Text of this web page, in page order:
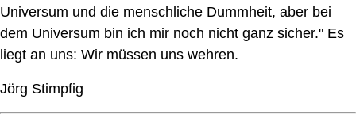
Universum und die menschliche Dummheit, aber bei
dem Universum bin ich mir noch nicht ganz sicher." Es
liegt an uns: Wir müssen uns wehren.
Jörg Stimpfig